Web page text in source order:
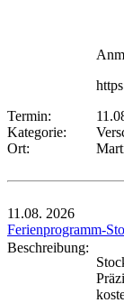
Termin:
Kategorie:
Ort:
11.08. 2026
Ferienprogramm-
Beschreibung: